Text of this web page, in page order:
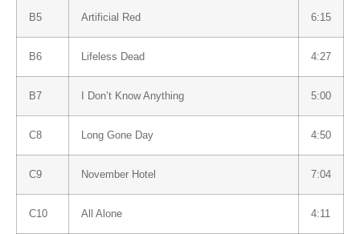
B5 Artificial Red 6:15
B6 Lifeless Dead 4:27
B7 I Don’t Know Anything 5:00
C8 Long Gone Day 4:50
C9 November Hotel 7:04
C10 All Alone 4:11